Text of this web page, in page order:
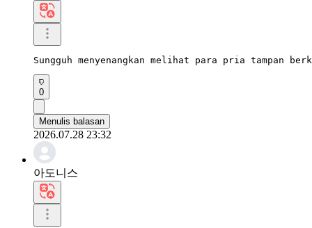
Sungguh menyenangkan melihat para pria tampan
0
Menulis balasan
2026.07.28 23:32
아도니스